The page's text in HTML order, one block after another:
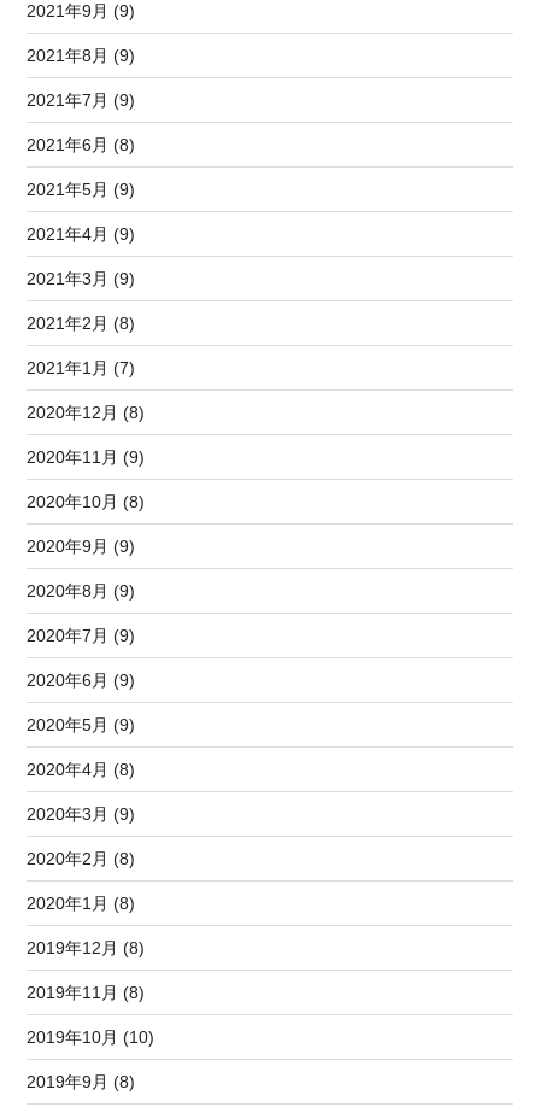
2021年9月 (9)
2021年8月 (9)
2021年7月 (9)
2021年6月 (8)
2021年5月 (9)
2021年4月 (9)
2021年3月 (9)
2021年2月 (8)
2021年1月 (7)
2020年12月 (8)
2020年11月 (9)
2020年10月 (8)
2020年9月 (9)
2020年8月 (9)
2020年7月 (9)
2020年6月 (9)
2020年5月 (9)
2020年4月 (8)
2020年3月 (9)
2020年2月 (8)
2020年1月 (8)
2019年12月 (8)
2019年11月 (8)
2019年10月 (10)
2019年9月 (8)